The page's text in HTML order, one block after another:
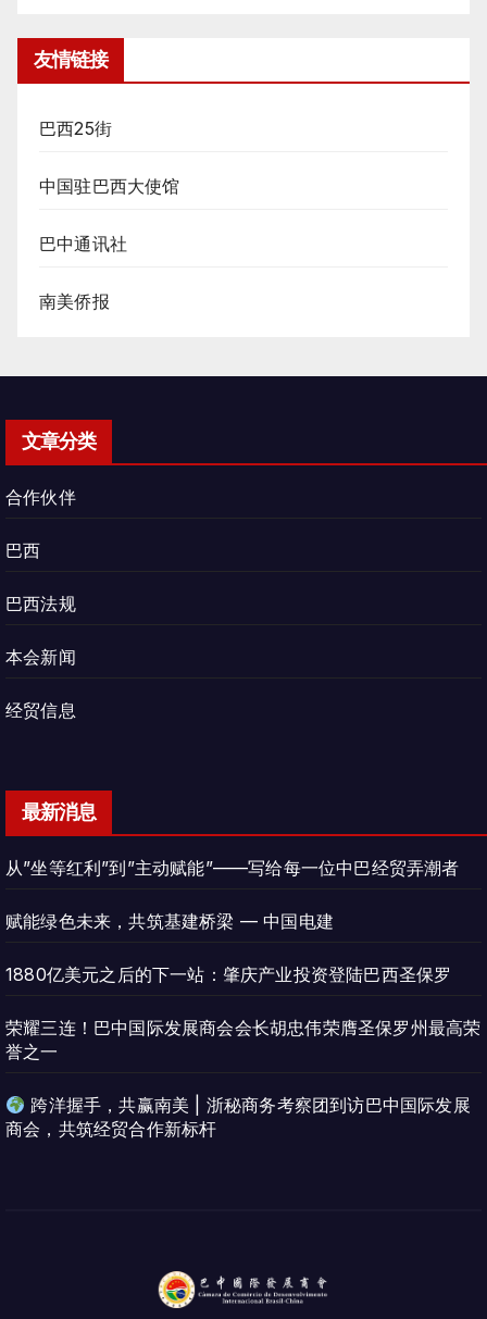
友情链接
巴西25街
中国驻巴西大使馆
巴中通讯社
南美侨报
文章分类
合作伙伴
巴西
巴西法规
本会新闻
经贸信息
最新消息
从”坐等红利”到”主动赋能”——写给每一位中巴经贸弄潮者
赋能绿色未来，共筑基建桥梁 — 中国电建
1880亿美元之后的下一站：肇庆产业投资登陆巴西圣保罗
荣耀三连！巴中国际发展商会会长胡忠伟荣膺圣保罗州最高荣
誉之一
跨洋握手，共赢南美 | 浙秘商务考察团到访巴中国际发展
商会，共筑经贸合作新标杆